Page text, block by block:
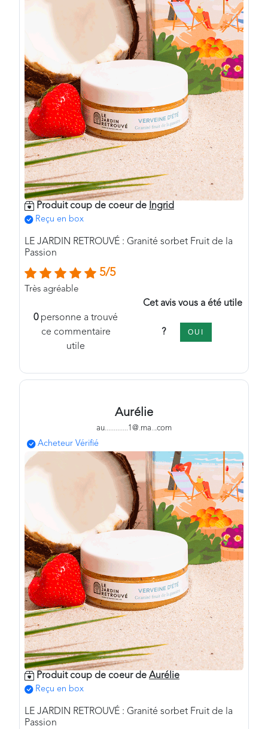
Produit coup de coeur de Ingrid
Reçu en box
LE JARDIN RETROUVÉ : Granité sorbet Fruit de la
Passion
5/5
Très agréable
0personne a trouvé
ce commentaire
utile
Cet avis vous a été utile
? OUI
Aurélie
au.............1@.ma...com
Acheteur Vérifié
Produit coup de coeur de Aurélie
Reçu en box
LE JARDIN RETROUVÉ : Granité sorbet Fruit de la
Passion